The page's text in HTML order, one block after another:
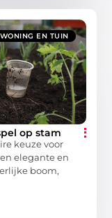
WONING EN TUIN
op stam
keuze voor
elegante en
boom,